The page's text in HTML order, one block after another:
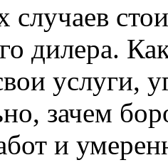
дилера.
услуги,
зачем
и